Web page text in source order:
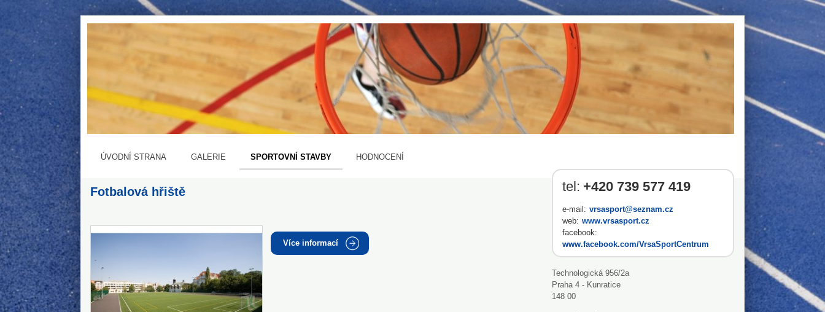
ÚVODNÍ STRANA GALERIE SPORTOVNÍ STAVBY HODNOCENÍ
Fotbalová hřiště
Více informací
tel: +420 739 577 419
e-mail: vrsasport@seznam.cz
web: www.vrsasport.cz
facebook:
www.facebook.com/VrsaSportCentrum
Technologická 956/2a
Praha 4 - Kunratice
148 00